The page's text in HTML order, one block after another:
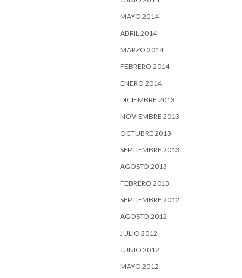
MAYO 2014
ABRIL 2014
MARZO 2014
FEBRERO 2014
ENERO 2014
DICIEMBRE 2013
NOVIEMBRE 2013
OCTUBRE 2013
SEPTIEMBRE 2013
AGOSTO 2013
FEBRERO 2013
SEPTIEMBRE 2012
AGOSTO 2012
JULIO 2012
JUNIO 2012
MAYO 2012